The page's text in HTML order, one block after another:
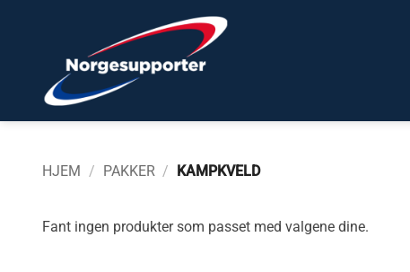
HJEM / PAKKER / KAMPKVELD
Fant ingen produkter som passet med valgene dine.